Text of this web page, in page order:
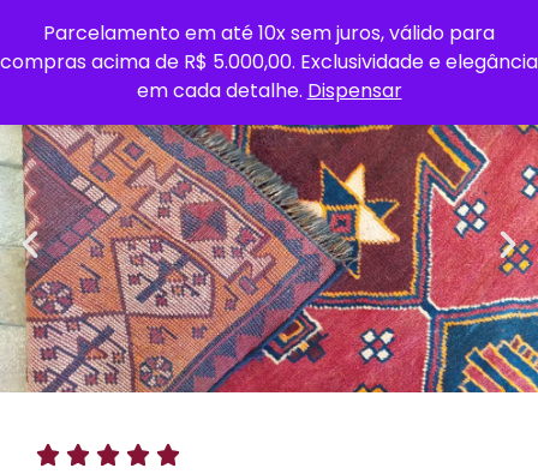
Parcelamento em até 10x sem juros, válido para
compras acima de R$ 5.000,00. Exclusividade e elegância
em cada detalhe. Dispensar
0
    